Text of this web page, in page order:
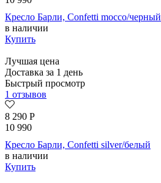
Кресло Барли, Confetti mocco/черный
в наличии
Купить
Лучшая цена
Доставка за 1 день
Быстрый просмотр
1 отзывов
8 290 Р
10 990
Кресло Барли, Confetti silver/белый
в наличии
Купить